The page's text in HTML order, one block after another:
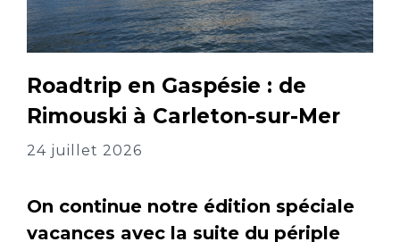
Roadtrip en Gaspésie : de
Rimouski à Carleton-sur-Mer
24 juillet 2026
On continue notre édition spéciale
vacances avec la suite du périple